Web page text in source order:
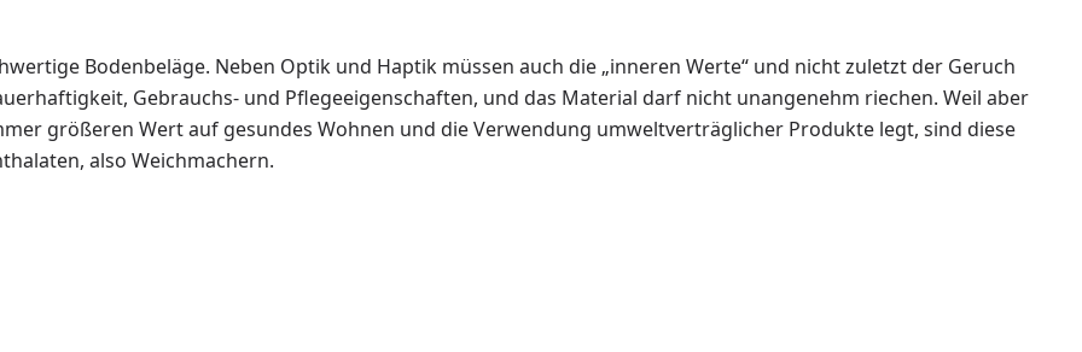
Bodenbeläge. Neben Optik und Haptik müssen auch die „inneren Werte“ und nicht zuletzt der Geruch
Gebrauchs- und Pflegeeigenschaften, und das Material darf nicht unangenehm riechen. Weil aber
größeren Wert auf gesundes Wohnen und die Verwendung umweltverträglicher Produkte legt, sind diese
also Weichmachern.